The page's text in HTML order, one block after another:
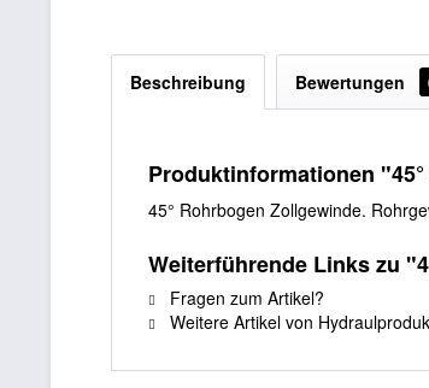
Beschreibung Bewertungen
Produktinformationen
45° Rohrbogen Zollgewinde.
Weiterführende Links zu
Fragen zum Artikel?
Weitere Artikel von